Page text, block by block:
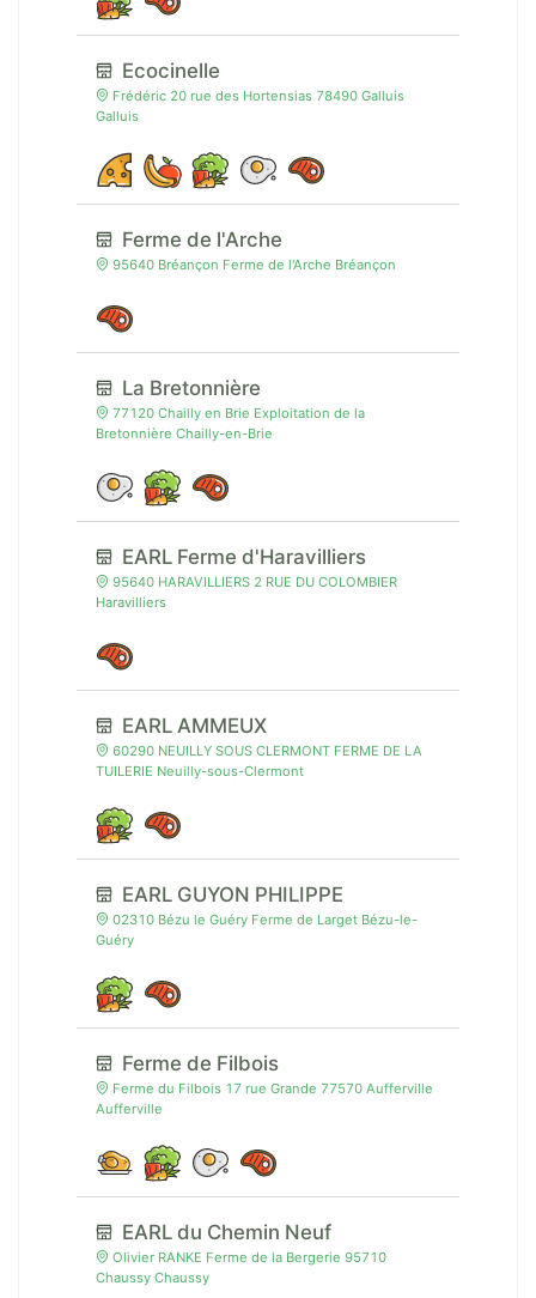
Ecocinelle
Frédéric 20 rue des Hortensias 78490 Galluis
Galluis
Ferme de l'Arche
95640 Bréançon Ferme de l'Arche Bréançon
La Bretonnière
77120 Chailly en Brie Exploitation de la
Bretonnière Chailly-en-Brie
EARL Ferme d'Haravilliers
95640 HARAVILLIERS 2 RUE DU COLOMBIER
Haravilliers
EARL AMMEUX
60290 NEUILLY SOUS CLERMONT FERME DE LA
TUILERIE Neuilly-sous-Clermont
EARL GUYON PHILIPPE
02310 Bézu le Guéry Ferme de Larget Bézu-le-
Guéry
Ferme de Filbois
Ferme du Filbois 17 rue Grande 77570 Aufferville
Aufferville
EARL du Chemin Neuf
Olivier RANKE Ferme de la Bergerie 95710
Chaussy Chaussy